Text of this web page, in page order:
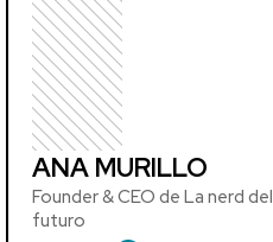
ANA MURILLO
Founder & CEO de La nerd del
futuro